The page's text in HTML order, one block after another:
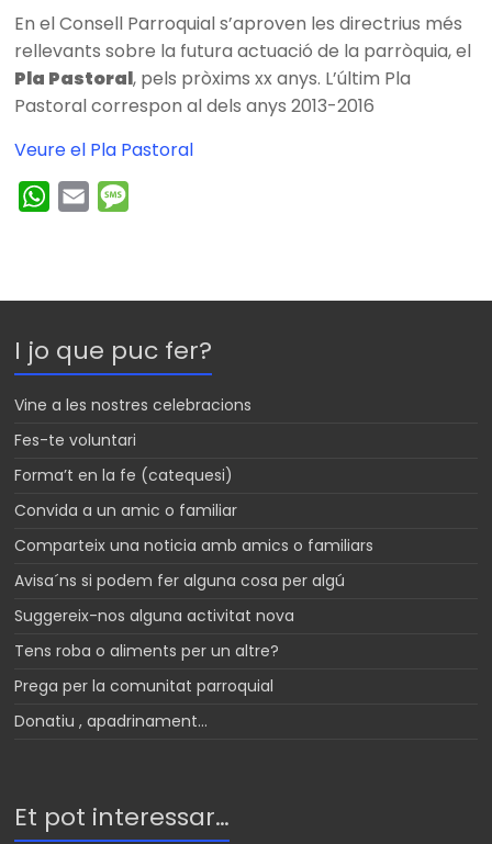
En el Consell Parroquial s’aproven les directrius més
rellevants sobre la futura actuació de la parròquia, el
Pla Pastoral, pels pròxims xx anys. L’últim Pla
Pastoral correspon al dels anys 2013-2016
Veure el Pla Pastoral
W
A
p
p
g
e
I jo que puc fer?
Vine a les nostres celebracions
Fes-te voluntari
Forma’t en la fe (catequesi)
Convida a un amic o familiar
Comparteix una noticia amb amics o familiars
Avisa´ns si podem fer alguna cosa per algú
Suggereix-nos alguna activitat nova
Tens roba o aliments per un altre?
Prega per la comunitat parroquial
Donatiu , apadrinament…
Et pot interessar…